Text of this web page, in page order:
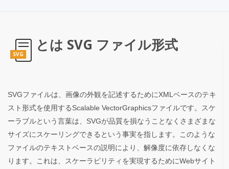
SVG
とは SVG ファイル形式
SVGファイルは、画像の外観を記述するためにXMLベースのテキ
スト形式を使用するScalable VectorGraphicsファイルです。スケ
ーラブルという言葉は、SVGが品質を損なうことなくさまざまな
サイズにスケーリングできるという事実を指します。このような
ファイルのテキストベースの説明により、解像度に依存しなくな
ります。これは、スケーラビリティを実現するためにWebサイト